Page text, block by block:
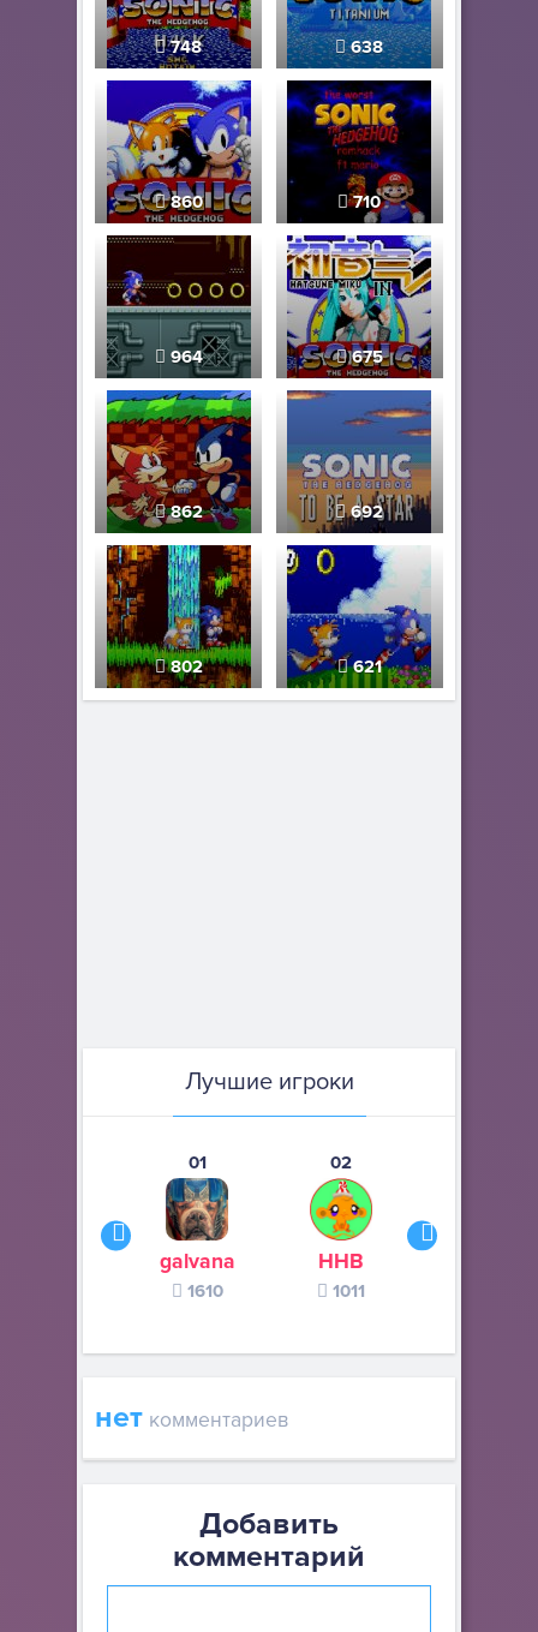
748 638
860 710
964 675
862 692
802 621
Лучшие игроки
01
galvana
1610
02
ННВ
1011
нет комментариев
Добавить
комментарий